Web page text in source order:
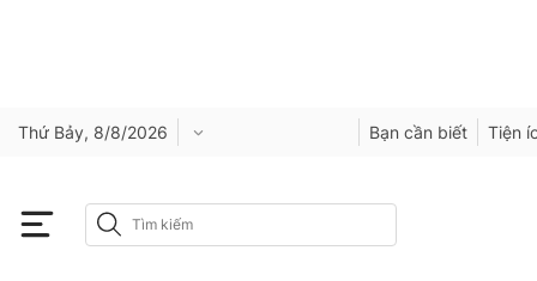
Thứ Bảy, 8/8/2026 Bạn cần biết Tiện